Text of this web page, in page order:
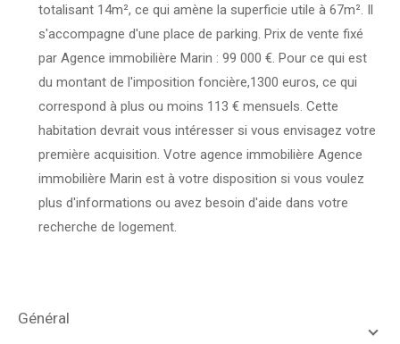
totalisant 14m², ce qui amène la superficie utile à 67m². Il
s'accompagne d'une place de parking. Prix de vente fixé
par Agence immobilière Marin : 99 000 €. Pour ce qui est
du montant de l'imposition foncière,1300 euros, ce qui
correspond à plus ou moins 113 € mensuels. Cette
habitation devrait vous intéresser si vous envisagez votre
première acquisition. Votre agence immobilière Agence
immobilière Marin est à votre disposition si vous voulez
plus d'informations ou avez besoin d'aide dans votre
recherche de logement.
général